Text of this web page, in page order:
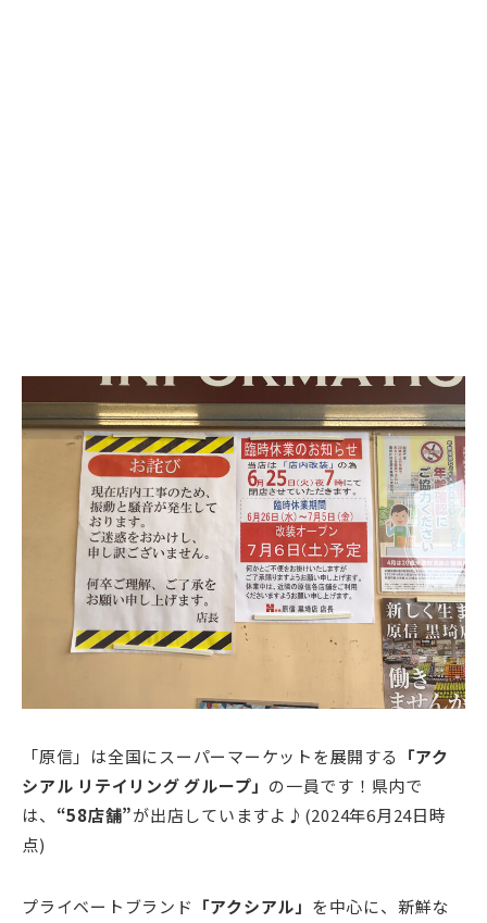
「原信」は全国にスーパーマーケットを展開する
「アク
シアル リテイリング グループ」 の一員です！県内で
は、 “58店舗”が出店していますよ♪(2024年6月24日時
点)
プライベートブランド 「アクシアル」 を中心に、新鮮な